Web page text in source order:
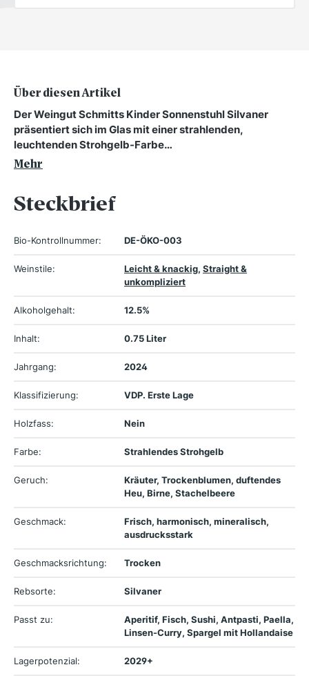
Über diesen Artikel
Der Weingut Schmitts Kinder Sonnenstuhl Silvaner
präsentiert sich im Glas mit einer strahlenden,
leuchtenden Strohgelb-Farbe…
Mehr
Steckbrief
Bio-Kontrollnummer: DE-ÖKO-003
Weinstile: Leicht & knackig, Straight &
unkompliziert
Alkoholgehalt: 12.5%
Inhalt: 0.75 Liter
Jahrgang: 2024
Klassifizierung: VDP. Erste Lage
Holzfass: Nein
Farbe: Strahlendes Strohgelb
Geruch:
Kräuter, Trockenblumen, duftendes
Heu, Birne, Stachelbeere
Geschmack:
Frisch, harmonisch, mineralisch,
ausdrucksstark
Geschmacksrichtung: Trocken
Rebsorte: Silvaner
Passt zu:
Aperitif, Fisch, Sushi, Antpasti, Paella,
Linsen-Curry, Spargel mit Hollandaise
Lagerpotenzial: 2029+